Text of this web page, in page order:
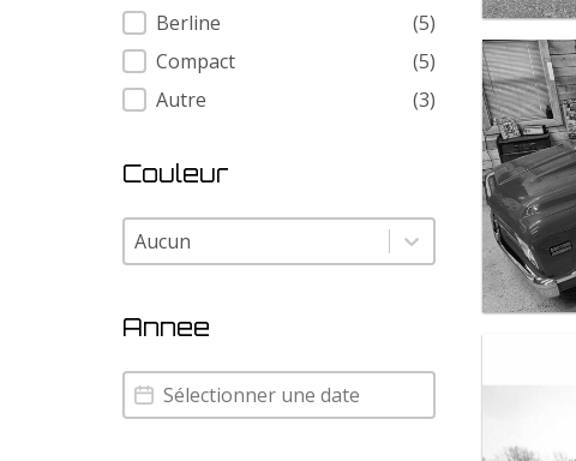
Berline
(5)
Compact
(5)
Autre
(3)
Couleur
Couleur
Couleur
Annee
Annee
Annee